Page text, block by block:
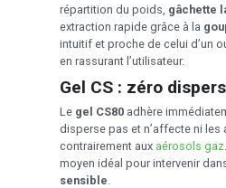
répartition du poids, gâchette
extraction rapide grâce à la
intuitif et proche de celui d’un
en rassurant l’utilisateur.
Gel CS : zéro
Le gel CS80 adhère
disperse pas et n’affecte ni les
contrairement aux aérosols gaz
moyen idéal pour intervenir
sensible